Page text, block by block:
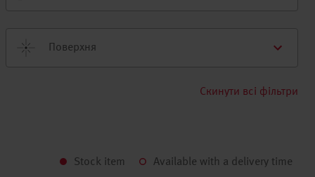
Поверхня
Скинути всі фільтри
Stock item Available with a delivery time